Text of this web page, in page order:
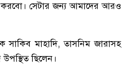
সেটার জন্য আমাদের আরও
সাকিব মাহাদি, তাসনিম জারাসহ
ছিলেন।